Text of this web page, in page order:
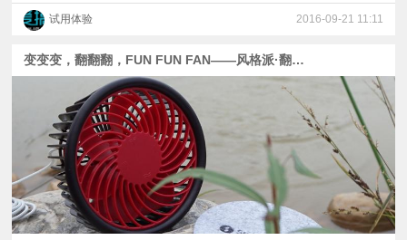
试用体验 2016-09-21 11:11
变变变，翻翻翻，FUN FUN FAN——风格派·翻翻风扇体验